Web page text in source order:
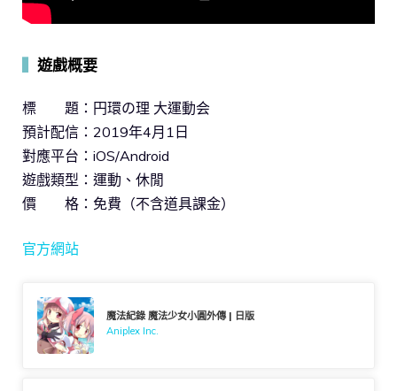
遊戲概要
標 題：円環の理 大運動会
預計配信：2019年4月1日
對應平台：iOS/Android
遊戲類型：運動、休閒
價 格：免費（不含道具課金）
官方網站
魔法紀錄 魔法少女小圓外傳 | 日版
Aniplex Inc.